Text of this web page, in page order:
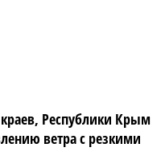
Республики Крым
ветра с резкими